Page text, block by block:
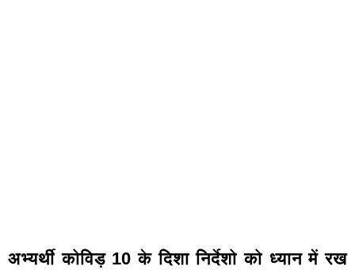
अभ्यर्थी कोविड़ 10 के दिशा निर्देशो को ध्यान में रख